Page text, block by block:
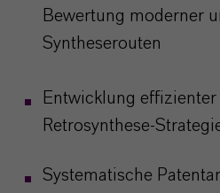
Bewertung moderner
Syntheserouten
Entwicklung
Retrosynthese-
Systematische